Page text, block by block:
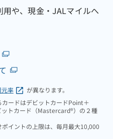
用や、現金・JALマイルへ
元率
が異なります。
ードはデビットカードPoint＋
ットカード（Mastercard®）の２種
イントの上限は、毎月最大10,000